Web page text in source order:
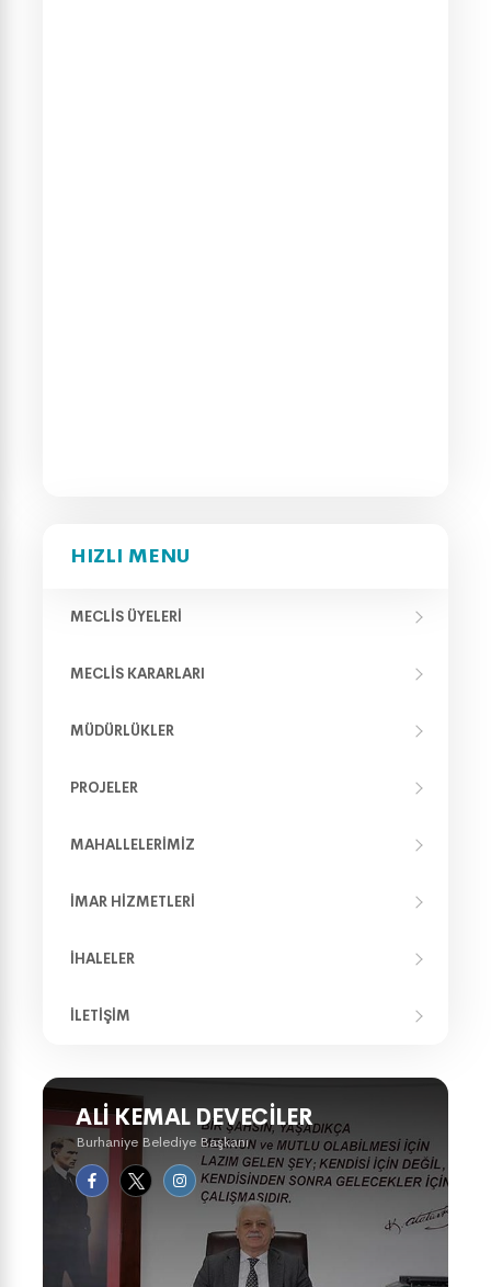
HIZLI MENU
MECLIS ÜYELERI
MECLIS KARARLARI
MÜDÜRLÜKLER
PROJELER
MAHALLELERIMIZ
İMAR HIZMETLERI
İHALELER
İLETIŞIM
ALI KEMAL DEVECILER
Burhaniye Belediye Başkanı